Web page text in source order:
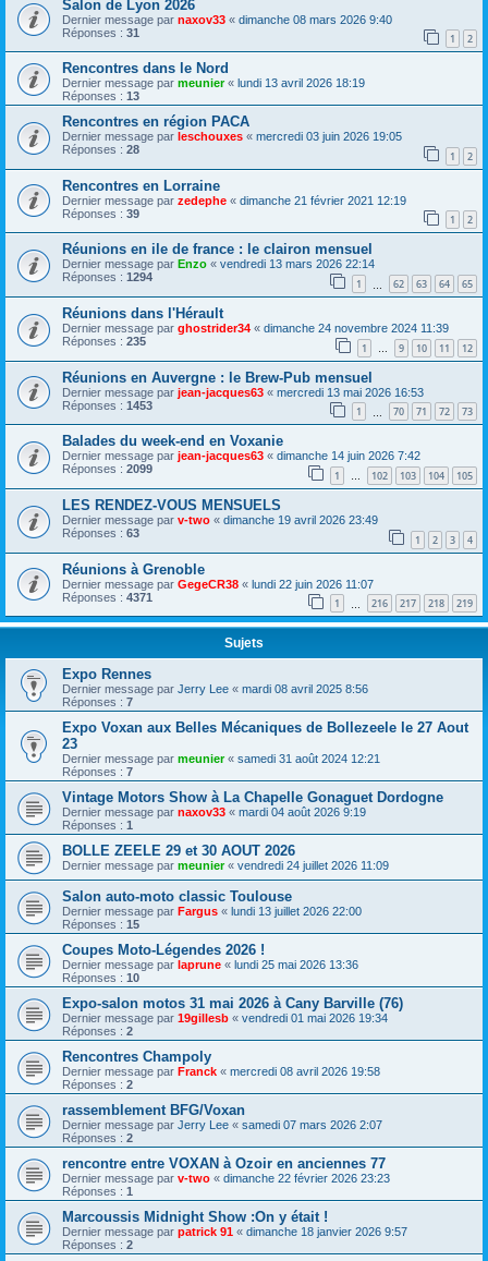
Salon de Lyon 2026
Dernier message par naxov33 « dimanche 08 mars 2026 9:40
Réponses : 31 1 2
Rencontres dans le Nord
Dernier message par meunier« lundi 13 avril 2026 18:19
Réponses : 13
Rencontres en région PACA
Dernier message par leschouxes « mercredi 03 juin 2026 19:05
Réponses : 28 1 2
Rencontres en Lorraine
Dernier message par zedephe « dimanche 21 février 2021 12:19
Réponses : 39 1 2
Réunions en ile de france : le clairon mensuel
Dernier message par Enzo « vendredi 13 mars 2026 22:14
Réponses : 1294 1 62 63 64 65
Réunions dans l'Hérault
Dernier message par ghostrider34 « dimanche 24 novembre 2024 11:39
Réponses : 235 1 … 9 10 11 12
Réunions en Auvergne : le Brew-Pub mensuel
Dernier message par jean-jacques63 « mercredi 13 mai 2026 16:53
Réponses : 1453 1 70 71 72 73
Balades du week-end en Voxanie
Dernier message par jean-jacques63 « dimanche 14 juin 2026 7:42
Réponses : 2099 1 … 102 103 104 105
LES RENDEZ-VOUS MENSUELS
Dernier message par v-two « dimanche 19 avril 2026 23:49
Réponses : 63 1 2 3 4
Réunions à Grenoble
Dernier message par GegeCR38 « lundi 22 juin 2026 11:07
Réponses : 4371 1 216 217 218 219
Sujets
Expo Rennes
Dernier message par Jerry Lee « mardi 08 avril 2025 8:56
Réponses : 7
Expo Voxan aux Belles Mécaniques de Bollezeele le 27 Aout
23
Dernier message par meunier« samedi 31 août 2024 12:21
Réponses : 7
Vintage Motors Show à La Chapelle Gonaguet Dordogne
Dernier message par naxov33 « mardi 04 août 2026 9:19
Réponses : 1
BOLLE ZEELE 29 et 30 AOUT 2026
Dernier message par meunier« vendredi 24 juillet 2026 11:09
Salon auto-moto classic Toulouse
Dernier message par Fargus « lundi 13 juillet 2026 22:00
Réponses : 15
Coupes Moto-Légendes 2026 !
Dernier message par laprune « lundi 25 mai 2026 13:36
Réponses : 10
Expo-salon motos 31 mai 2026 à Cany Barville (76)
Dernier message par 19gillesb « vendredi 01 mai 2026 19:34
Réponses : 2
Rencontres Champoly
Dernier message par Franck « mercredi 08 avril 2026 19:58
Réponses : 2
rassemblement BFG/Voxan
Dernier message par Jerry Lee « samedi 07 mars 2026 2:07
Réponses : 2
rencontre entre VOXAN à Ozoir en anciennes 77
Dernier message par v-two « dimanche 22 février 2026 23:23
Réponses : 1
Marcoussis Midnight Show :On y était !
Dernier message par patrick 91 « dimanche 18 janvier 2026 9:57
Réponses : 2